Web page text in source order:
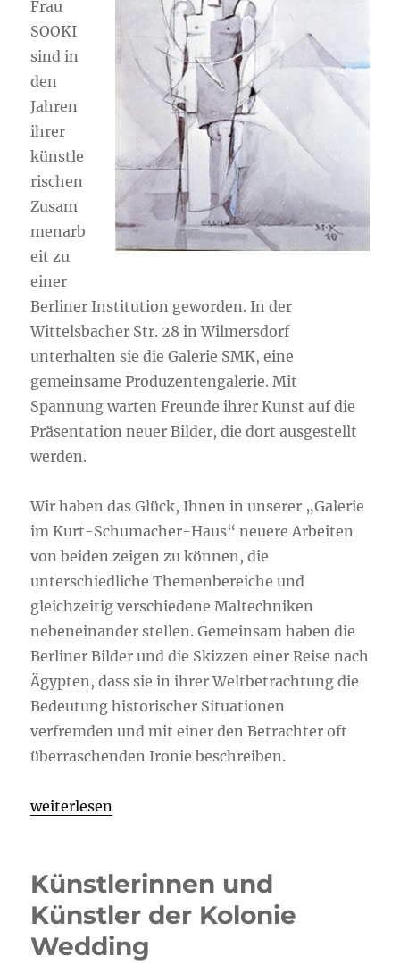
Frau
SOOKI
sind in
den
Jahren
ihrer
künstle
rischen
Zusam
menarb
eit zu
einer
Berliner Institution geworden. In der
Wittelsbacher Str. 28 in Wilmersdorf
unterhalten sie die Galerie SMK, eine
gemeinsame Produzentengalerie. Mit
Spannung warten Freunde ihrer Kunst auf die
Präsentation neuer Bilder, die dort ausgestellt
werden.
Wir haben das Glück, Ihnen in unserer „Galerie
im Kurt-Schumacher-Haus“ neuere Arbeiten
von beiden zeigen zu können, die
unterschiedliche Themenbereiche und
gleichzeitig verschiedene Maltechniken
nebeneinander stellen. Gemeinsam haben die
Berliner Bilder und die Skizzen einer Reise nach
Ägypten, dass sie in ihrer Weltbetrachtung die
Bedeutung historischer Situationen
verfremden und mit einer den Betrachter oft
überraschenden Ironie beschreiben.
„Berliner Bilder und Skizzen einer Ägyptenreise
weiterlesen
Künstlerinnen und
Künstler der Kolonie
Wedding